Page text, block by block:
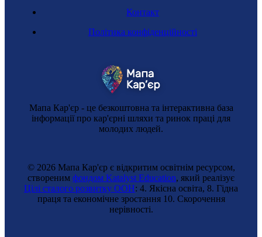
Мапа Кар'єр - це безкоштовна та інтерактивна база
інформації про кар'єрні шляхи та ринок праці для
молодих людей.
Контакт
Політика конфіденційності
© 2026 Мапа Кар'єр є відкритим освітнім ресурсом,
створеним фондом Katalyst Education, який реалізує
Цілі сталого розвитку ООН: 4. Якісна освіта, 8. Гідна
праця та економічне зростання 10. Cкорочення
нерівності.